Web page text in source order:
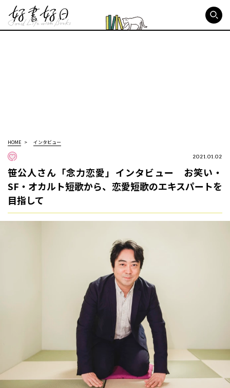
HOME インタビュー
2021.01.02
笹公人さん「念力恋愛」インタビュー お笑い・
SF・オカルト短歌から、恋愛短歌のエキスパートを
目指して